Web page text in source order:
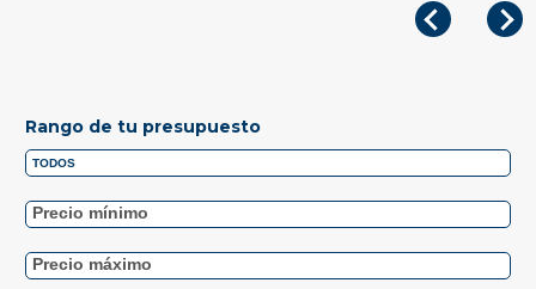
Rango de tu presupuesto